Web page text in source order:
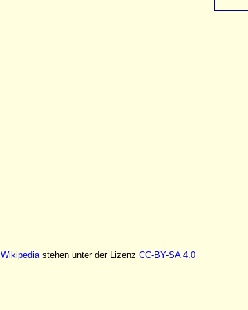
Wikipediastehen unter der Lizenz CC-BY-SA 4.0